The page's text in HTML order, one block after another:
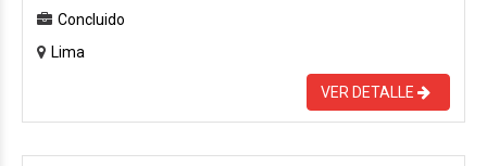
Concluido
Lima
VER DETALLE